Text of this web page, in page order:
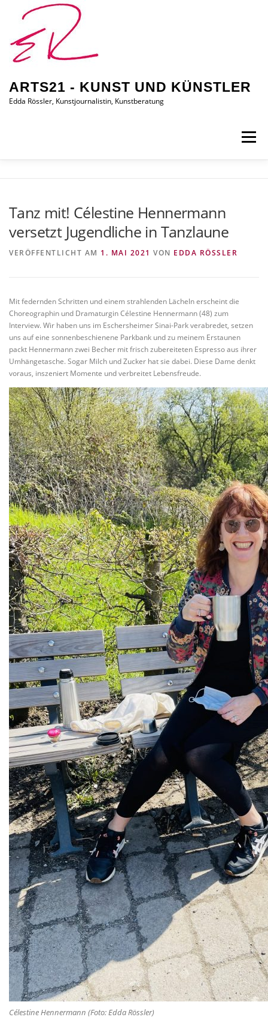
ARTS21 - KUNST UND KÜNSTLER
Edda Rössler, Kunstjournalistin, Kunstberatung
Menü
AUSSTELLUNGEN/BILDER EDDA KAUFT EIN
Tanz mit! Célestine Hennermann
versetzt Jugendliche in Tanzlaune
VERÖFFENTLICHT AM 1. MAI 2021 VON EDDA RÖSSLER
Mit federnden Schritten und einem strahlenden Lächeln erscheint die
Choreographin und Dramaturgin Célestine Hennermann (48) zum
Interview. Wir haben uns im Eschersheimer Sinai-Park verabredet, setzen
uns auf eine sonnenbeschienene Parkbank und zu meinem Erstaunen
packt Hennermann zwei Becher mit frisch zubereiteten Espresso aus ihrer
Umhängetasche. Sogar Milch und Zucker hat sie dabei. Diese Dame denkt
voraus, inszeniert Momente und verbreitet Lebensfreude.
Célestine Hennermann (Foto: Edda Rössler)